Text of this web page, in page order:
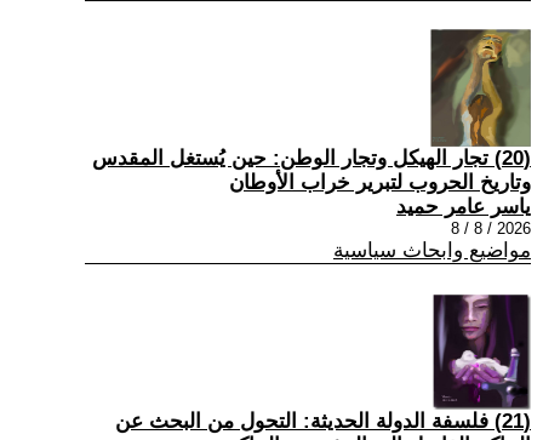
(20) تجار الهيكل وتجار الوطن: حين يُستغل المقدس
وتاريخ الحروب لتبرير خراب الأوطان
ياسر عامر حميد
2026 / 8 / 8
مواضيع وابحاث سياسية
(21) فلسفة الدولة الحديثة: التحول من البحث عن